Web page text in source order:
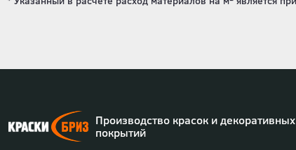
Производство красок и декоративных
покрытий